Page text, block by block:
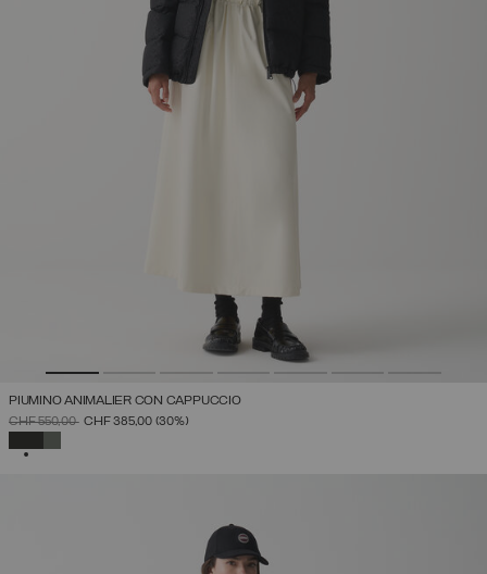
PIUMINO ANIMALIER CON CAPPUCCIO
PREZZO RIDOTTO DA
CHF 550,00ACHF 385,00 (30%)